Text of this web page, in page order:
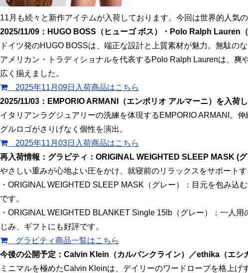
11月も続々と新作アイテムが入荷しております。今回は世界的人気
2025/11/09：HUGO BOSS（ヒューゴ ボス）・Polo Ralph Lauren
ドイツ発のHUGO BOSSは、端正な設計と上質素材が魅力。無駄の
アメリカン・トラディショナルを代表するPolo Ralph Laurenは、
広く揃えました。
2025年11月09日入荷商品はこちら
2025/11/03：EMPORIO ARMANI（エンポリオ アルマーニ）を入荷
イタリアンラグジュアリーの洗練を体現するEMPORIO ARMANI。
グルロゴがさりげなく個性を演出。
2025年11月03日入荷商品はこちら
再入荷情報：グラビティ：ORIGINAL WEIGHTED SLEEP MASK (
やさしい重みが心地よい圧をかけ、就寝前のリラックスをサポート
・ORIGINAL WEIGHTED SLEEP MASK（グレー）：目元を包み
です。
・ORIGINAL WEIGHTED BLANKET Single 15lb（グレー）：一人
じみ、ギフトにも好評です。
グラビティ商品一覧はこちら
今後の公開予定：Calvin Klein（カルバンクライン）／ethika（エシ
ミニマルを極めたCalvin Kleinは、デイリーのワードローブを格上げ